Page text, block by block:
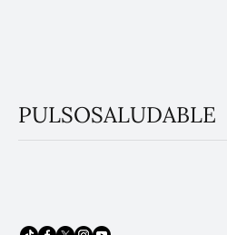
PULSOSALUDABLE